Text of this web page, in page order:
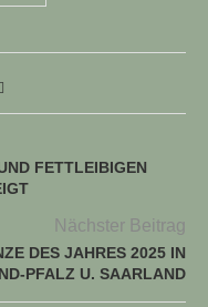
FETTLEIBIGEN
Nächster Beitrag
DES JAHRES 2025 IN
PFALZ U. SAARLAND